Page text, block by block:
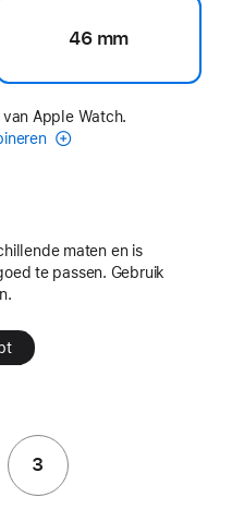
46 mm
Apple Watch.
maten en is
te passen. Gebruik
3